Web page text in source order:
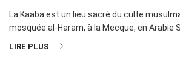
La Kaaba est un lieu sacré du culte
mosquée al-Haram, à la Mecque, en Arabie
LIRE PLUS